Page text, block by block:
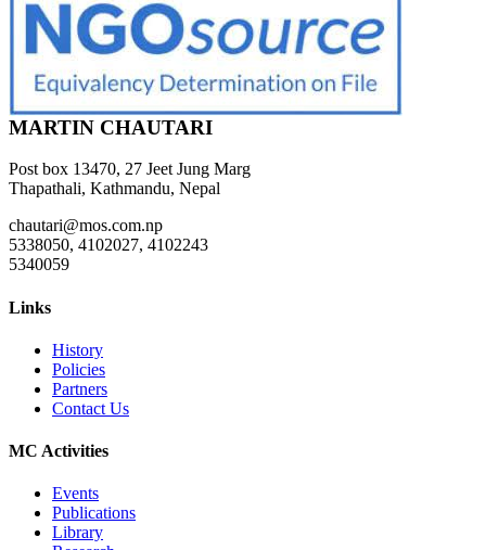
MARTIN CHAUTARI
Post box 13470, 27 Jeet Jung Marg
Thapathali, Kathmandu, Nepal
chautari@mos.com.np
5338050, 4102027, 4102243
5340059
Links
History
Policies
Partners
Contact Us
MC Activities
Events
Publications
Library